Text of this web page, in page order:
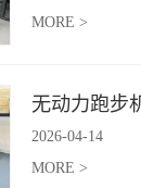
MORE >
2026-04-14
MORE >